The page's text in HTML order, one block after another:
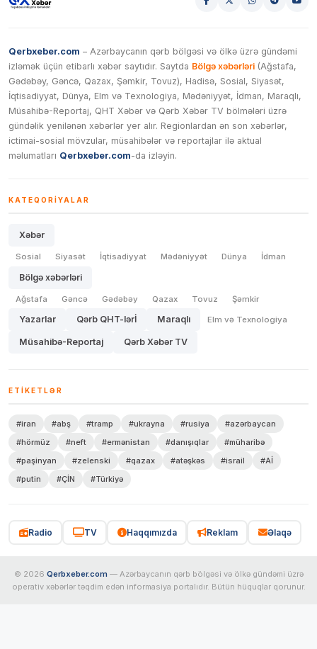
Qerbxeber.com – Azərbaycanın qərb bölgəsi və ölkə üzrə gündəmi
izləmək üçün etibarlı xəbər saytıdır. Saytda Bölgə xəbərləri (Ağstafa,
Gədəbəy, Gəncə, Qazax, Şəmkir, Tovuz), Hadisə, Sosial, Siyasət,
İqtisadiyyat, Dünya, Elm və Texnologiya, Mədəniyyət, İdman, Maraqlı,
Müsahibə-Reportaj, QHT Xəbər və Qərb Xəbər TV bölmələri üzrə
gündəlik yenilənən xəbərlər yer alır. Regionlardan ən son xəbərlər,
ictimai-sosial mövzular, müsahibələr və reportajlar ilə aktual
məlumatları Qerbxeber.com-da izləyin.
KATEQORIYALAR
Xəbər
Sosial Siyasət İqtisadiyyat Mədəniyyət Dünya İdman
Bölgə xəbərləri
Ağstafa Gəncə Gədəbəy Qazax Tovuz Şəmkir
Yazarlar Qərb QHT-lərİ Maraqlı Elm və Texnologiya
Müsahibə-Reportaj Qərb Xəbər TV
ETIKETLƏR
#iran #abş #tramp #ukrayna #rusiya
#azərbaycan
#hörmüz
#neft #ermənistan #danışıqlar
#müharibə
#paşinyan
#zelenski #qazax #atəşkəs #israil
#Aİ
#putin
#ÇİN #Türkiyə
Radio TV Haqqımızda Reklam Əlaqə
© 2026 Qerbxeber.com — Azərbaycanın qərb bölgəsi və ölkə gündəmi üzrə
operativ xəbərlər təqdim edən informasiya portalıdır. Bütün hüquqlar qorunur.